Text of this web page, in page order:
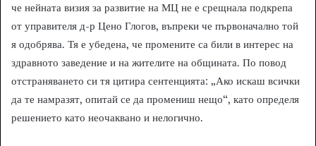
че нейната визия за развитие на МЦ не е срещнала подкрепа
от управителя д-р Цено Глогов, въпреки че първоначално той
я одобрява. Тя е убедена, че промените са били в интерес на
здравното заведение и на жителите на общината. По повод
отстраняването си тя цитира сентенцията: „Ако искаш всички
да те намразят, опитай се да промениш нещо“, като определя
решението като неочаквано и нелогично.